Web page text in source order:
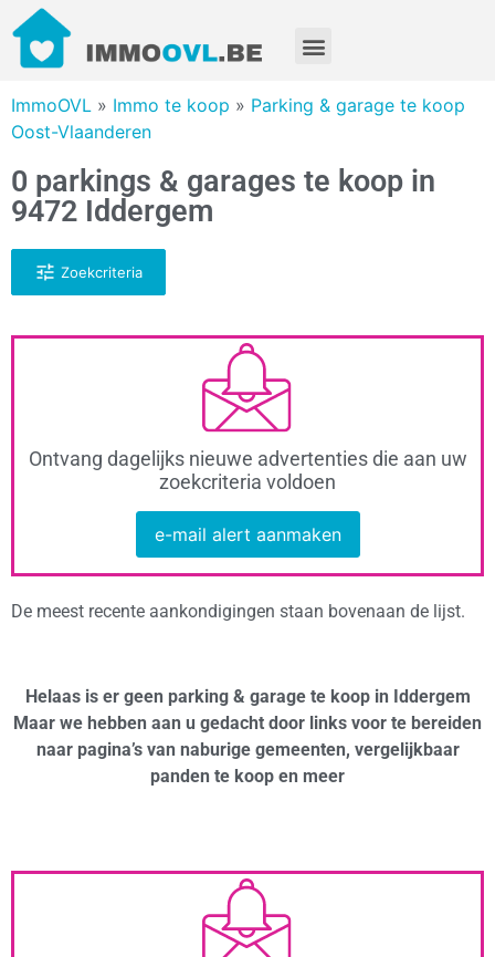
ImmoOVL » Immo te koop » Parking & garage te koop
Oost-Vlaanderen
0 parkings & garages te koop in
9472 Iddergem
Zoekcriteria
Ontvang dagelijks nieuwe advertenties die aan uw
zoekcriteria voldoen
e-mail alert aanmaken
De meest recente aankondigingen staan bovenaan de lijst.
Helaas is er geen parking & garage te koop in Iddergem
Maar we hebben aan u gedacht door links voor te bereiden
naar pagina’s van naburige gemeenten, vergelijkbaar
panden te koop en meer